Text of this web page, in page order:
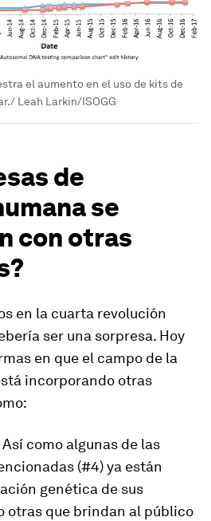
el aumento en el uso de kits de
Leah Larkin/ISOGG
de
se
con otras
en la cuarta revolución
ser una sorpresa. Hoy
en que el campo de la
incorporando otras
Así como algunas de las
(#4) ya están
genética de sus
otras que brindan al público